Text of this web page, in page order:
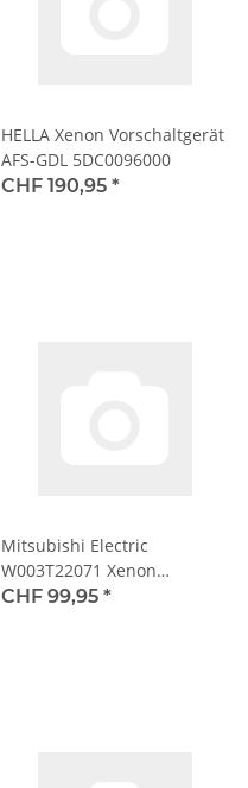
HELLA Xenon Vorschaltgerät
AFS-GDL 5DC0096000
CHF 190,95 *
Mitsubishi Electric
W003T22071 Xenon
Vorschaltgerät
CHF 99,95 *